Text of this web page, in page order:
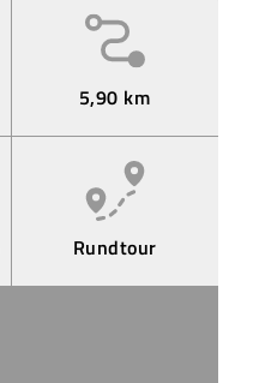
5,90 km
Rundtour